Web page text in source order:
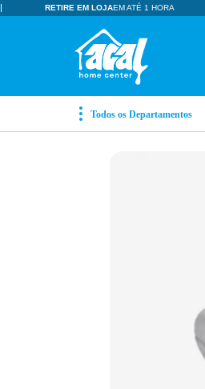
RETIRE EM LOJAEM ATÉ 1 HORA
TERMOS MAIS BUSCADOS
pisos revestimentos
2º ceramica